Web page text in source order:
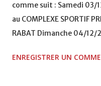
comme suit : Samedi 03/
au COMPLEXE SPORTIF
RABAT Dimanche 04/12/
TERRAIN EL ABDI - EL
ENREGISTRER UN